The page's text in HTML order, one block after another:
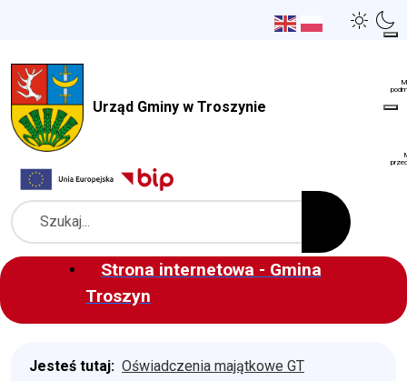
Urząd Gminy w Troszynie
Szukaj
Strona internetowa - Gmina
Troszyn
Jesteś tutaj: Oświadczenia majątkowe GT